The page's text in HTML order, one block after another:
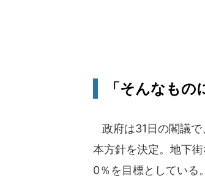
「そんなもの
政府は31日の閣議で
本方針を決定。地下
0％を目標としている。